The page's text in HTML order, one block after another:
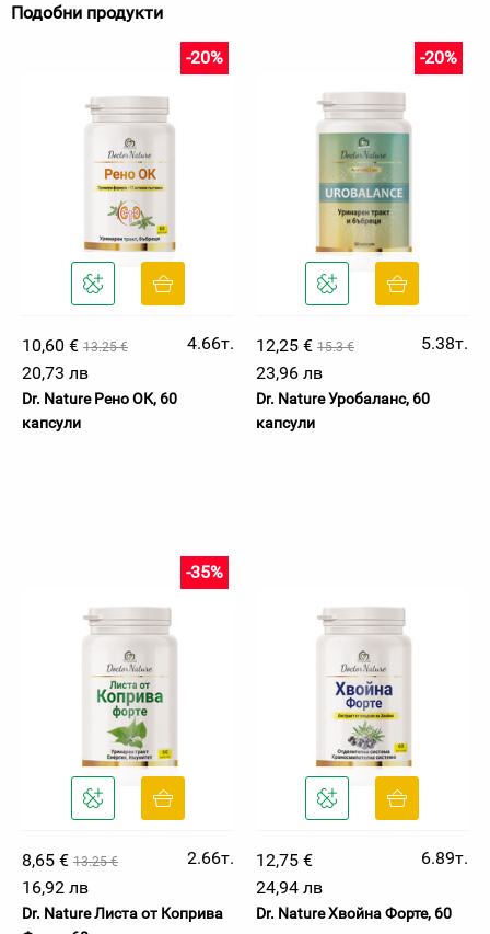
Подобни продукти
10,60 € 13.25 €
-20%
4.66т.
20,73 лв
Dr. Nature Рено ОК, 60
капсули
12,25 € 15.3 €
-20%
5.38т.
23,96 лв
Dr. Nature Уробаланс, 60
капсули
8,65 € 13.25 €
-35%
2.66т.
16,92 лв
Dr. Nature Листа от Коприва
12,75 €
6.89т.
24,94 лв
Dr. Nature Хвойна Форте, 60